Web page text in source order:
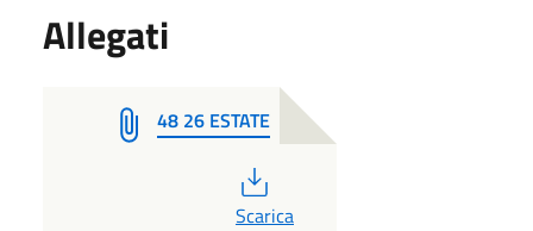
Allegati
48 26 ESTATE
PDF
Scarica